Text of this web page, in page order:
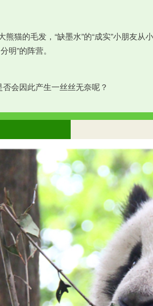
的毛发，“缺墨水”的“成实”小朋友从
明”的阵营。
会因此产生一丝丝无奈呢？